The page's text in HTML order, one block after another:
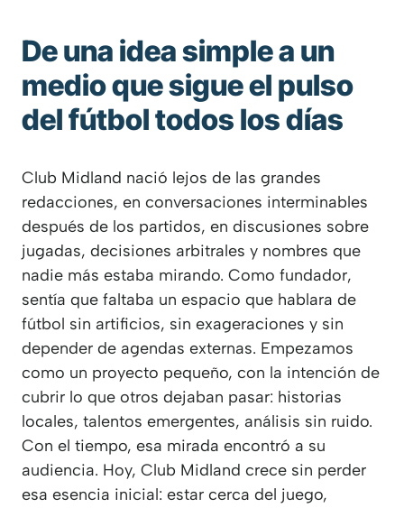
De una idea simple a un
medio que sigue el pulso
del fútbol todos los días
Club Midland nació lejos de las grandes
redacciones, en conversaciones interminables
después de los partidos, en discusiones sobre
jugadas, decisiones arbitrales y nombres que
nadie más estaba mirando. Como fundador,
sentía que faltaba un espacio que hablara de
fútbol sin artificios, sin exageraciones y sin
depender de agendas externas. Empezamos
como un proyecto pequeño, con la intención de
cubrir lo que otros dejaban pasar: historias
locales, talentos emergentes, análisis sin ruido.
Con el tiempo, esa mirada encontró a su
audiencia. Hoy, Club Midland crece sin perder
esa esencia inicial: estar cerca del juego,